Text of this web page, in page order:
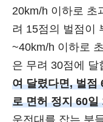
20km/h 이하로 초
려 15점의 벌점이
~40km/h 이하로
은 무려 30점에 달
여 달렸다면, 벌점
로 면허 정지 60일
운전대를 잡는 분